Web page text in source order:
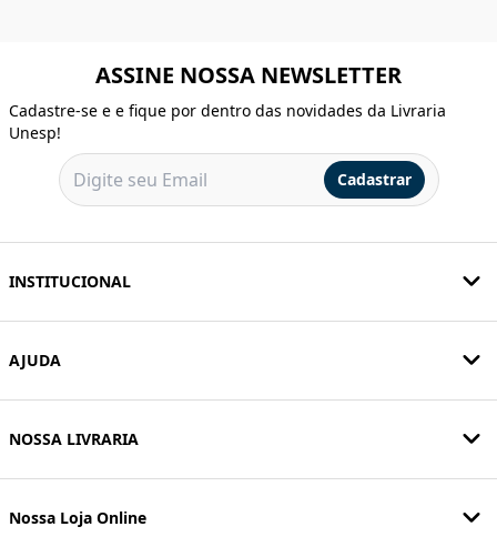
ASSINE NOSSA NEWSLETTER
Cadastre-se e e fique por dentro das novidades da Livraria
Unesp!
Cadastrar
INSTITUCIONAL
AJUDA
NOSSA LIVRARIA
Nossa Loja Online